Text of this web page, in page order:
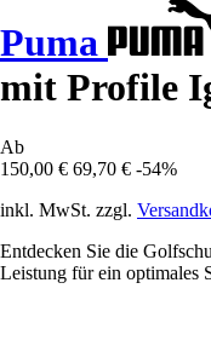
Puma
mit Profile
Ab
150,00 € 69,70 € -54%
inkl. MwSt. zzgl.
Entdecken Sie die
Leistung für ein optimales